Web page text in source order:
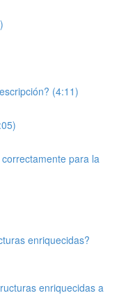
(4:11)
para la
enriquecidas?
enriquecidas a